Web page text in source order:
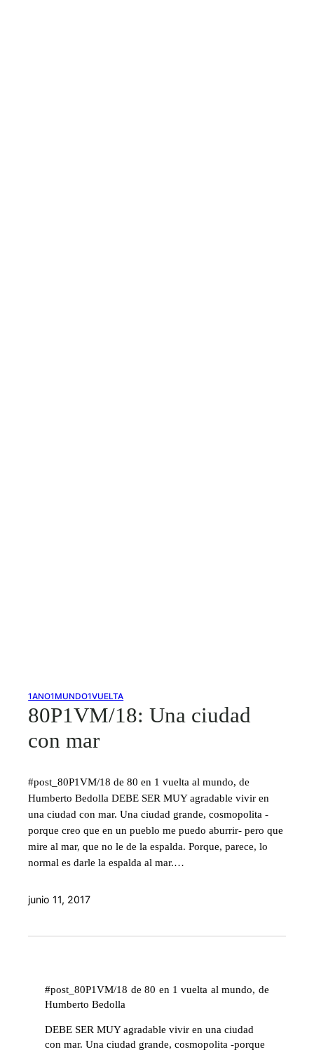
1ANO1MUNDO1VUELTA
80P1VM/18: Una ciudad
con mar
#post_80P1VM/18 de 80 en 1 vuelta al mundo, de
Humberto Bedolla DEBE SER MUY agradable vivir en
una ciudad con mar. Una ciudad grande, cosmopolita -
porque creo que en un pueblo me puedo aburrir- pero que
mire al mar, que no le de la espalda. Porque, parece, lo
normal es darle la espalda al mar.…
junio 11, 2017
#post_80P1VM/18 de 80 en 1 vuelta al mundo, de
Humberto Bedolla
DEBE SER MUY agradable vivir en una ciudad
con mar. Una ciudad grande, cosmopolita -porque